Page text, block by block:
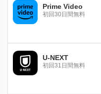
Prime Video
初回30日間無料
U-NEXT
初回31日間無料